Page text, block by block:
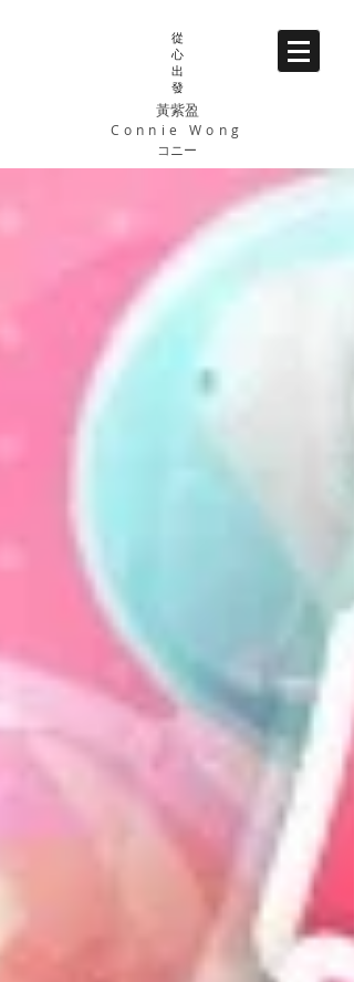
從
心
出
發
黃紫盈
Connie Wong
コニー